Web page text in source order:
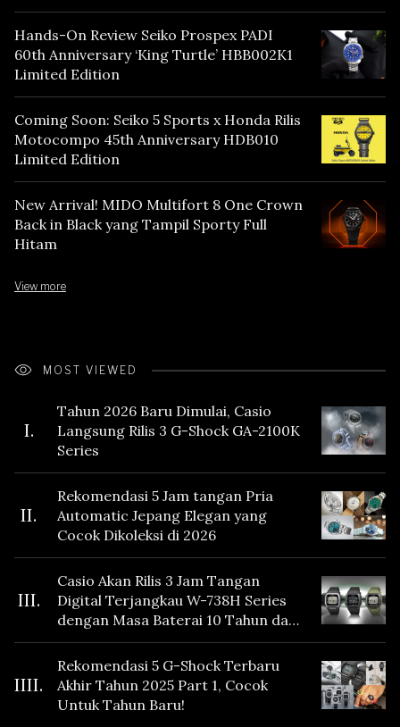
Hands-On Review Seiko Prospex PADI
60th Anniversary ‘King Turtle’ HBB002K1
Limited Edition
Coming Soon: Seiko 5 Sports x Honda Rilis
Motocompo 45th Anniversary HDB010
Limited Edition
New Arrival! MIDO Multifort 8 One Crown
Back in Black yang Tampil Sporty Full
Hitam
View more
MOST VIEWED
I.
Tahun 2026 Baru Dimulai, Casio
Langsung Rilis 3 G-Shock GA-2100K
Series
II.
Rekomendasi 5 Jam tangan Pria
Automatic Jepang Elegan yang
Cocok Dikoleksi di 2026
III.
Casio Akan Rilis 3 Jam Tangan
Digital Terjangkau W-738H Series
dengan Masa Baterai 10 Tahun dan
Fitur Vibration
IIII.
Rekomendasi 5 G-Shock Terbaru
Akhir Tahun 2025 Part 1, Cocok
Untuk Tahun Baru!